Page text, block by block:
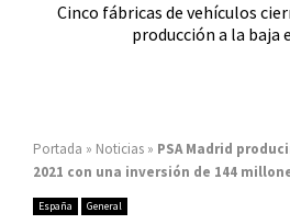
Cinco fábricas de vehículos
producción a la baja
Portada » Noticias » PSA Madrid
2021 con una inversión de 144
España General